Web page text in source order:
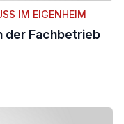
IM EIGENHEIM
der Fachbetrieb